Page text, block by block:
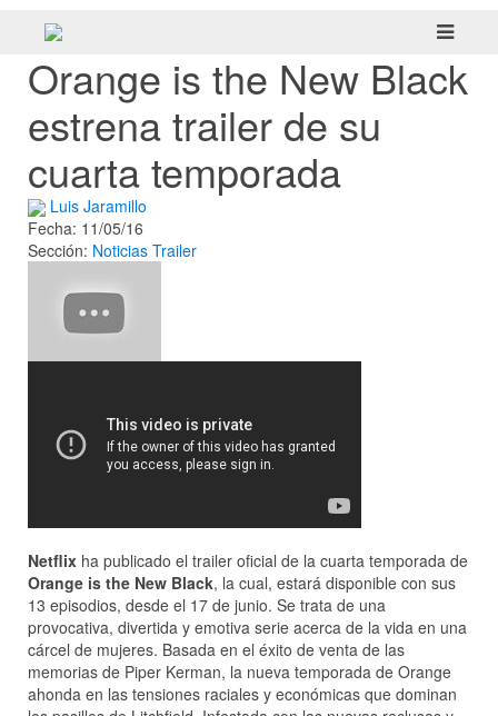
Orange is the New Black
estrena trailer de su
cuarta temporada
Luis Jaramillo
Fecha: 11/05/16
Sección: Noticias Trailer
Netflix ha publicado el trailer oficial de la cuarta temporada de
Orange is the New Black, la cual, estará disponible con sus
13 episodios, desde el 17 de junio. Se trata de una
provocativa, divertida y emotiva serie acerca de la vida en una
cárcel de mujeres. Basada en el éxito de venta de las
memorias de Piper Kerman, la nueva temporada de Orange
ahonda en las tensiones raciales y económicas que dominan